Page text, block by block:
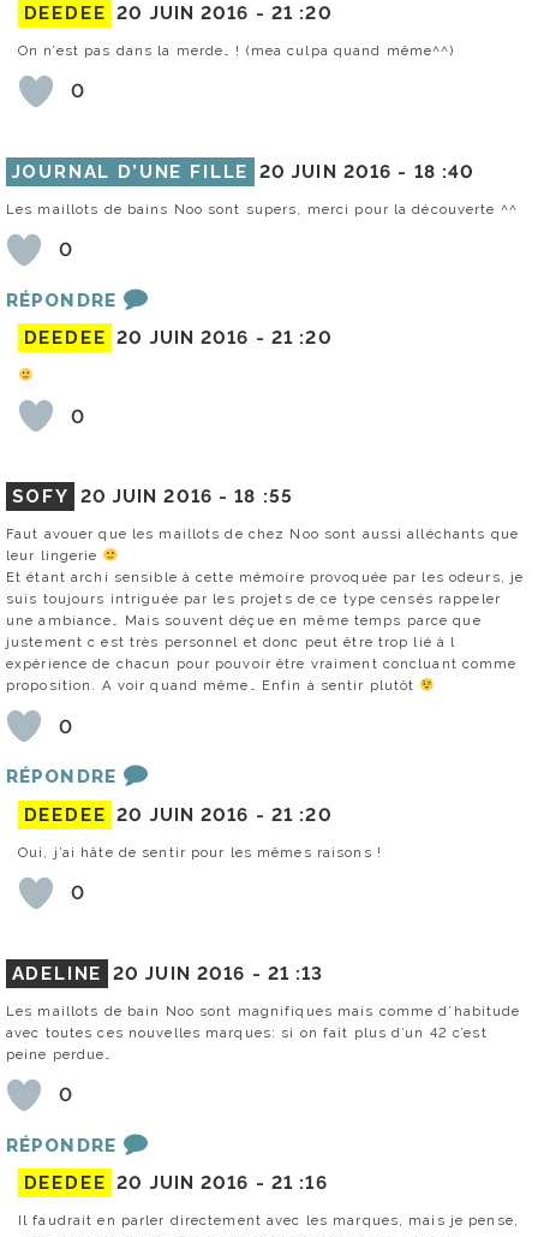
DEEDEE 20 JUIN 2016 - 21 :20
On n’est pas dans la merde… ! (mea culpa quand même^^)
0
JOURNAL D’UNE FILLE 20 JUIN 2016 - 18 :40
Les maillots de bains Noo sont supers, merci pour la découverte ^^
0
RÉPONDRE
DEEDEE 20 JUIN 2016 - 21 :20
0
SOFY 20 JUIN 2016 -18 :55
Faut avouer que les maillots de chez Noo sont aussi alléchants que
leur lingerie
Et étant archi sensible à cette mémoire provoquée par les odeurs, je
suis toujours intriguée par les projets de ce type censés rappeler
une ambiance… Mais souvent déçue en même temps parce que
justement c est très personnel et donc peut être trop lié à l
expérience de chacun pour pouvoir être vraiment concluant comme
proposition. A voir quand même… Enfin à sentir plutôt
0
RÉPONDRE
DEEDEE 20 JUIN 2016 - 21 :20
Oui, j’ai hâte de sentir pour les mêmes raisons !
0
ADELINE 20 JUIN 2016 - 21 :13
Les maillots de bain Noo sont magnifiques mais comme d’habitude
avec toutes ces nouvelles marques: si on fait plus d’un 42 c’est
peine perdue…
0
RÉPONDRE
DEEDEE 20 JUIN 2016 - 21 :16
Il faudrait en parler directement avec les marques, mais je pense,